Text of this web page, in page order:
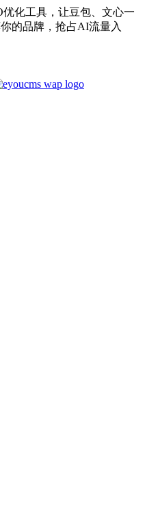
化工具，让豆包、文心一
的品牌，抢占AI流量入